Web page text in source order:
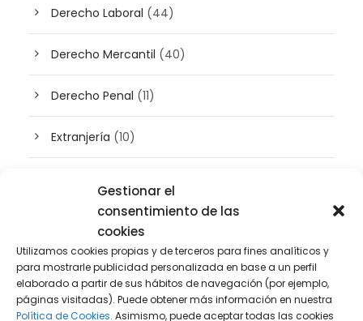
Gestionar el
consentimiento de las
cookies
Utilizamos cookies propias y de terceros para fines analíticos y
para mostrarle publicidad personalizada en base a un perfil
elaborado a partir de sus hábitos de navegación (por ejemplo,
páginas visitadas). Puede obtener más información en nuestra
Política de Cookies. Asimismo, puede aceptar todas las cookies
Derecho Laboral (44)
Derecho Mercantil (40)
Derecho Penal (11)
Extranjería (10)
Patrimonio(5)
Plusvalía(2)
Prensa(2)